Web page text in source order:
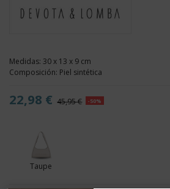
Medidas: 30 x 13 x 9 cm
Composición: Piel sintética
22,98 € 45,95 € -50%
Taupe